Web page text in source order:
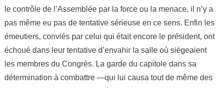
le contrôle de l’Assemblée par la force ou la menace, il n’y a
pas même eu pas de tentative sérieuse en ce sens. Enfin les
émeutiers, conviés par celui qui était encore le président, ont
échoué dans leur tentative d’envahir la salle où siégeaient
les membres du Congrès. La garde du capitole dans sa
détermination à combattre —qui lui causa tout de même des